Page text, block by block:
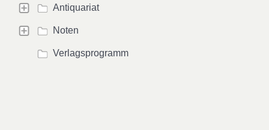
Antiquariat
Noten
Verlagsprogramm